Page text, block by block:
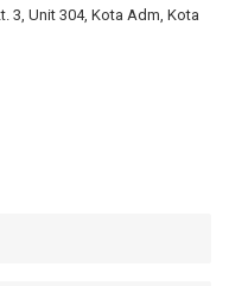
3, Unit 304, Kota Adm, Kota